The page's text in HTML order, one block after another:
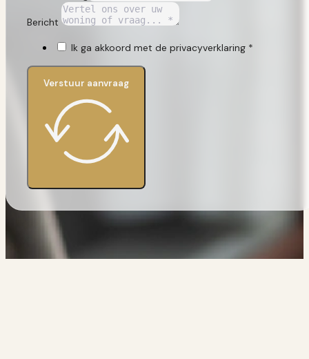
Bericht
Ik ga akkoord met de privacyverklaring *
Verstuur aanvraag